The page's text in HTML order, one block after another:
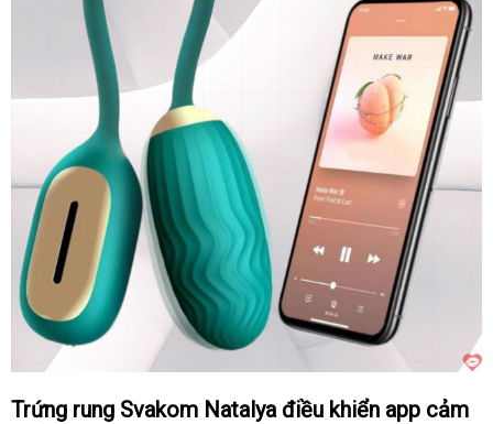
Trứng rung Svakom Natalya điều khiển app cảm